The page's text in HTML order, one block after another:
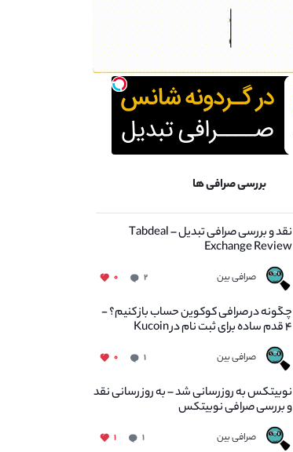
بررسی صرافی ها
نقد و بررسی صرافی تبدیل – Tabdeal
Exchange Review
صرافی بین ۲ ۰
چگونه در صرافی کوکوین حساب باز کنیم؟ -
۴ قدم ساده برای ثبت نام در Kucoin
صرافی بین ۱ ۰
نوبیتکس به روزرسانی شد – به روز رسانی نقد
و بررسی صرافی نوبیتکس
صرافی بین ۱ ۱